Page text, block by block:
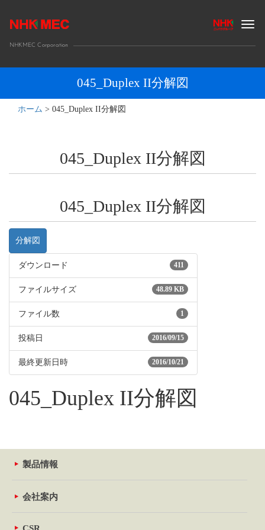
NHKMEC Corporation
045_Duplex II分解図
ホーム > 045_Duplex II分解図
045_Duplex II分解図
045_Duplex II分解図
分解図
ダウンロード 411
ファイルサイズ 48.89 KB
ファイル数 1
投稿日 2016/09/15
最終更新日時 2016/10/21
045_Duplex II分解図
製品情報
会社案内
CSR